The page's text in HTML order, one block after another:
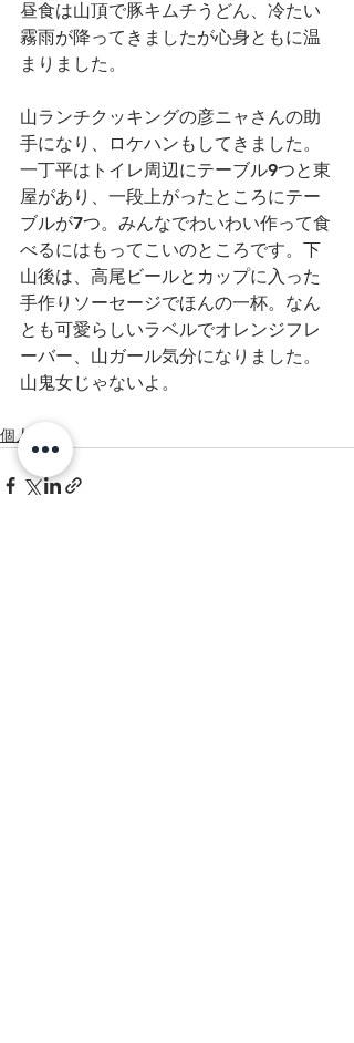
昼食は山頂で豚キムチうどん、冷たい
霧雨が降ってきましたが心身ともに温
まりました。
山ランチクッキングの彦ニャさんの助
手になり、ロケハンもしてきました。
一丁平はトイレ周辺にテーブル9つと東
屋があり、一段上がったところにテー
ブルが7つ。みんなでわいわい作って食
べるにはもってこいのところです。下
山後は、高尾ビールとカップに入った
手作りソーセージでほんの一杯。なん
とも可愛らしいラベルでオレンジフレ
ーバー、山ガール気分になりました。
山鬼女じゃないよ。
個人山行